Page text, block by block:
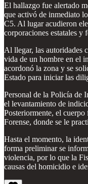
El hallazgo fue alertado
que activó de inmediato
C5. Al lugar acudieron
corporaciones estatales y
Al llegar, las autoridades
vida de un hombre en el
acordonó la zona y se
Estado para iniciar las
Personal de la Policía de
el levantamiento de
Posteriormente, el
Forense, donde se le
Hasta el momento, la
forma preliminar se
violencia, por lo que la
causas del homicidio e